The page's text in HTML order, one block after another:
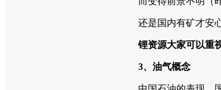
还是国内有矿才安
锂资源大家可以重
3、油气概念